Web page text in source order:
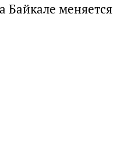
Байкале меняется